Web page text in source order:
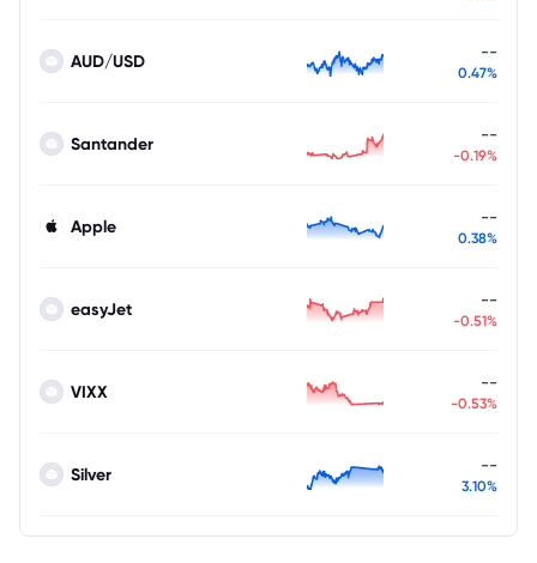
AUD/USD --
0.47%
Santander --
-0.19%
Apple --
0.38%
easyJet --
-0.51%
VIXX --
-0.53%
Silver --
3.10%